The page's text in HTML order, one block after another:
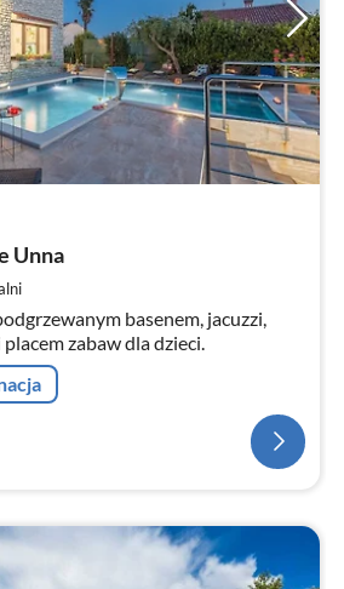
Unna
basenem, jacuzzi,
zabaw dla dzieci.